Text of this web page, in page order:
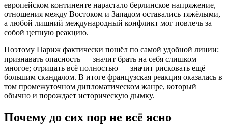
европейском континенте нарастало берлинское напряжение,
отношения между Востоком и Западом оставались тяжёлыми,
а любой лишний международный конфликт мог повлечь за
собой цепную реакцию.
Поэтому Париж фактически пошёл по самой удобной линии:
признавать опасность — значит брать на себя слишком
многое; отрицать всё полностью — значит рисковать ещё
большим скандалом. В итоге французская реакция оказалась в
том промежуточном дипломатическом жанре, который
обычно и порождает историческую дымку.
Почему до сих пор не всё ясно